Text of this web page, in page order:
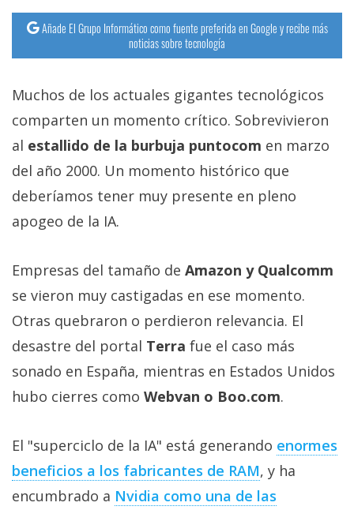
Añade El Grupo Informático como fuente preferida en Google y recibe más
noticias sobre tecnología
Muchos de los actuales gigantes tecnológicos
comparten un momento crítico. Sobrevivieron
al estallido de la burbuja puntocom en marzo
del año 2000. Un momento histórico que
deberíamos tener muy presente en pleno
apogeo de la IA.
Empresas del tamaño de Amazon y Qualcomm
se vieron muy castigadas en ese momento.
Otras quebraron o perdieron relevancia. El
desastre del portal Terra fue el caso más
sonado en España, mientras en Estados Unidos
hubo cierres como Webvan o Boo.com.
El "superciclo de la IA" está generando enormes
beneficios a los fabricantes de RAM‎, y ha
encumbrado a Nvidia como una de las